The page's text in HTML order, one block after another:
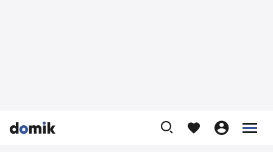


    

